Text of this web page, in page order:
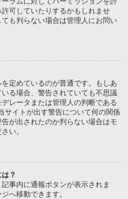
可していたりするかもしれませ
も判らない場合は管理人にお問い
定めているのが普通です。もしあ
る場合、警告されていても不思議
レータまたは管理人の判断である
サイトが出す警告について何の関係
が出されたのか判らない場合はモ
い。
？
事内に通報ボタンが表示されま
へ移動できます。